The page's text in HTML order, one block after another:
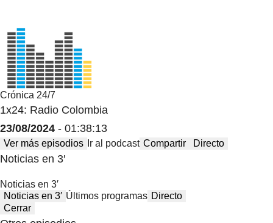
Crónica 24/7
1x24: Radio Colombia
23/08/2024 - 01:38:13
Ver más episodios Ir al podcast Compartir Directo
Noticias en 3′
Noticias en 3′
Noticias en 3′ Últimos programas Directo
Cerrar